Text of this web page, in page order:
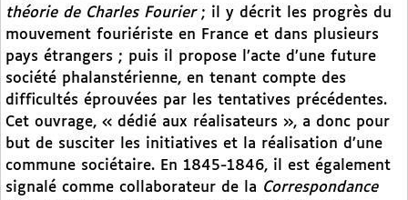
théorie de Charles Fourier; il y décrit les progrès du
mouvement fouriériste en France et dans plusieurs
pays étrangers ; puis il propose l’acte d’une future
société phalanstérienne, en tenant compte des
difficultés éprouvées par les tentatives précédentes.
Cet ouvrage, « dédié aux réalisateurs », a donc pour
but de susciter les initiatives et la réalisation d’une
commune sociétaire. En 1845-1846, il est également
signalé comme collaborateur de la Correspondance